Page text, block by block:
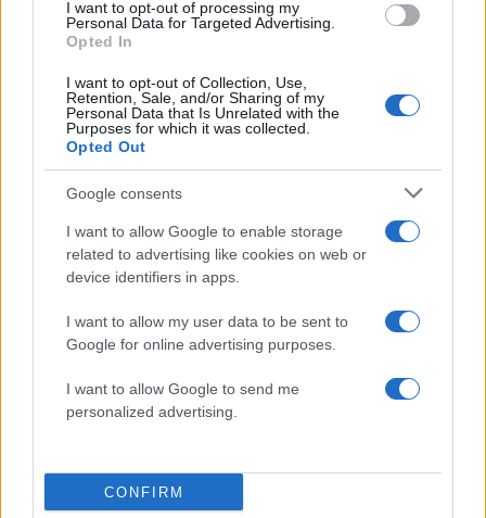
I want to opt-out of processing my
Personal Data for Targeted Advertising.
Opted In
I want to opt-out of Collection, Use,
Retention, Sale, and/or Sharing of my
Personal Data that Is Unrelated with the
Purposes for which it was collected.
Opted Out
Google consents
I want to allow Google to enable storage
related to advertising like cookies on web or
device identifiers in apps.
I want to allow my user data to be sent to
Google for online advertising purposes.
I want to allow Google to send me
personalized advertising.
CONFIRM
Γιώργος Σουφλιάς «πίστευε ότι πολιτική χωρίς
ήθος δεν έχει διάρκεια και παράταξη χωρίς αξίες
δεν έχει λόγο ύπαρξης».
Είχε πολιτικό ανάστημα χωρίς έπαρση
ευχαριστώ για τη διαδρομή, για την πίστη στις
αξίες μας. Η μνήμη σου θα παραμείνει ζωντανή
όχι μόνο για όσα έκανες αλλά κυρίως για τον
τρόπο με τον οποίο στάθηκες στη δημόσια ζωή.
Καλό ταξίδι αγαπημένε μου φίλε Γιώργο
πρόσθεσε ο Πρόεδρος της Βουλής.